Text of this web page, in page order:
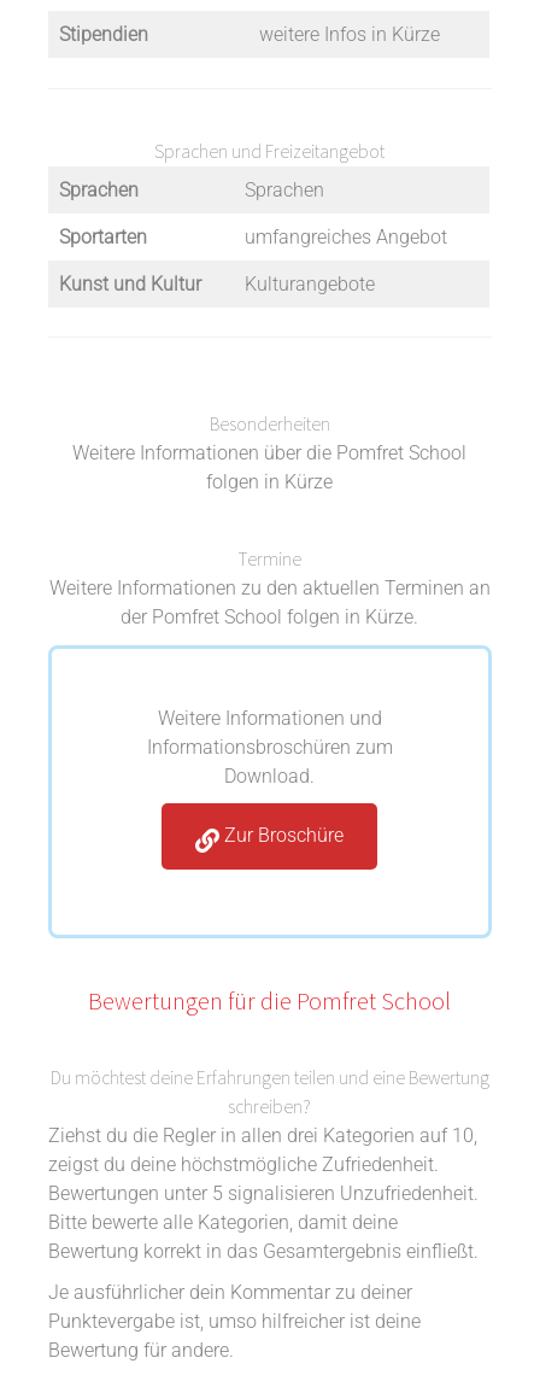
Stipendien weitere Infos in Kürze
Sprachen und Freizeitangebot
Sprachen Sprachen
Sportarten umfangreiches Angebot
Kunst und Kultur Kulturangebote
Besonderheiten
Weitere Informationen über die Pomfret School
folgen in Kürze
Termine
Weitere Informationen zu den aktuellen Terminen an
der Pomfret School folgen in Kürze.
Weitere Informationen und
Informationsbroschüren zum
Download.
Zur Broschüre
Bewertungen für die Pomfret School
Du möchtest deine Erfahrungen teilen und eine Bewertung
schreiben?
Ziehst du die Regler in allen drei Kategorien auf 10,
zeigst du deine höchstmögliche Zufriedenheit.
Bewertungen unter 5 signalisieren Unzufriedenheit.
Bitte bewerte alle Kategorien, damit deine
Bewertung korrekt in das Gesamtergebnis einfließt.
Je ausführlicher dein Kommentar zu deiner
Punktevergabe ist, umso hilfreicher ist deine
Bewertung für andere.